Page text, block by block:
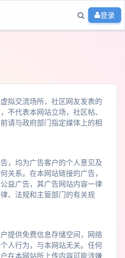
登录
交流场所，社区网友发表的
不代表本网站立场，社区帖、
请与政府部门指定媒体上的相
均为广告客户的个人意见及
关系。在本网站链接的广告，
益广告，其广告网站内容一律
、法规和主管部门的有关规
供免费信息存储空间，网络
人行为，与本网站无关。任何
在本网站所上传内容可能涉嫌